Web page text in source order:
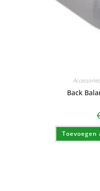
Accessories
Back